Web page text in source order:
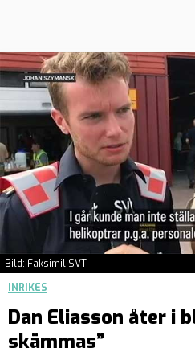
Bild: Faksimil SVT.
INRIKES
Dan Eliasson åter i
skämmas”